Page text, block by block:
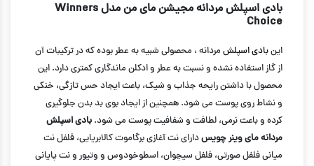
بادی اسپلش مردانه مجیشن مای من مدل Winners
Choice
اینبادی اسپلش مردانه ، محصولی شبیه به عطر بوده که در ترکیبات آن
از گاز استفاده نشده و نسبت به عطر و ادکلن ماندگاری کمتری دارد. این
محصول با داشتن رایحه جذاب و شیک، باعث ایجاد حس تازگی، خنکی
و نشاط روی پوست می شود. همچنین از ایجاد بوی بد بدن جلوگیری
کرده و باعث نرمی، لطافت و شفافیت پوست می شود. بادی اسپلش
مردانه مای وینر چویسدارای نت آغازی برگاموت کالابریایی، فلفل نت
میانی فلفل صورتی، فلفل سیچوان، اسطوخودوس و وتیور و نت پایانی